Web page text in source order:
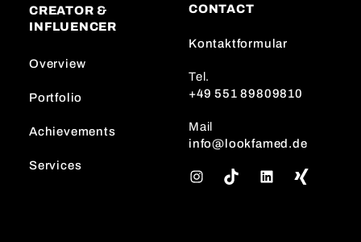
CREATOR &
INFLUENCER
Overview
Portfolio
Achievements
Services
CONTACT
Kontaktformular
Tel.
+49 551 89809810
Mail
info@lookfamed.de